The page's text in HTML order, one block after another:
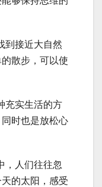
到接近大自然
散步，可以使
充实生活的方
时也是放松心
，人们往往忽
的太阳，感受